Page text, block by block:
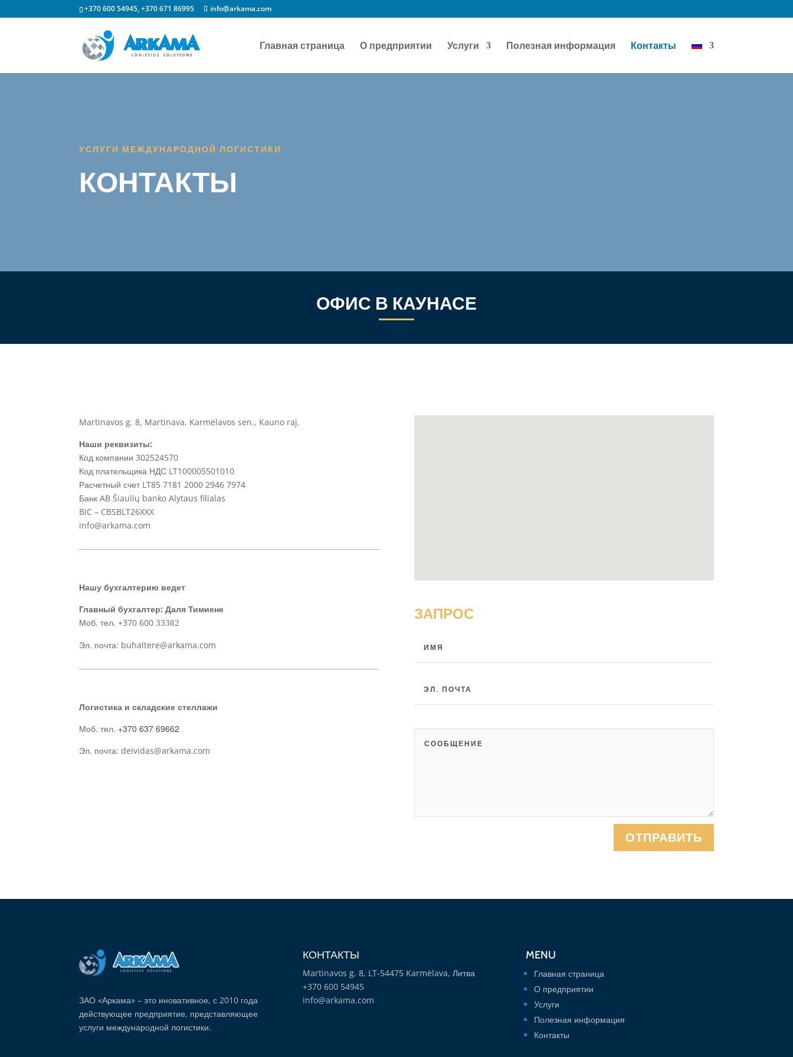
+370 600 54945, +370 671 86995 info@arkama.com
Главная страница О предприятии Услуги Полезная информация Контакты
УСЛУГИ МЕЖДУНАРОДНОЙ ЛОГИСТИКИ
КОНТАКТЫ
ОФИС В КАУНАСЕ
Martinavos g. 8, Martinava, Karmėlavos sen., Kauno raj.
Наши реквизиты:
Код компании 302524570
Код плательщика НДС LT100005501010
Расчетный счет LT85 7181 2000 2946 7974
БанкAB Šiaulių banko Alytaus filialas
BIC – CBSBLT26XXX
info@arkama.com
Нашу бухгалтерию ведет
Главный бухгалтер: Даля Тимиене
Моб. тел. +370 600 33382
Эл. почта: buhaltere@arkama.com
Логистика и складские стеллажи
Моб. тел. +370 637 69662
Эл. почта: deividas@arkama.com
ЗАПРОС
ОТПРАВИТЬ
ЗАО «Аркама» – это иновативное, с 2010 года
действующее предприятие, представляющее
услуги международной логистики.
КОНТАКТЫ
Martinavos g. 8, LT-54475 Karmėlava, Литва
+370 600 54945
info@arkama.com
MENU
Главная страница
О предприятии
Услуги
Полезная информация
Контакты